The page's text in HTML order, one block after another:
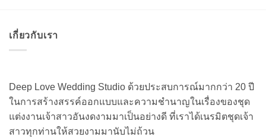
เกี่ยวกับเรา
Deep Love Wedding Studio ด้วยประสบการณ์มากกว่า 20 ปี
ในการสร้างสรรค์ออกแบบและความชำนาญในเรื่องของชุด
แต่งงานเจ้าสาวอันงดงามมาเป็นอย่างดี ที่เราได้เนรมิตชุดเจ้า
สาวทุกท่านให้สวยงามมานับไม่ถ้วน